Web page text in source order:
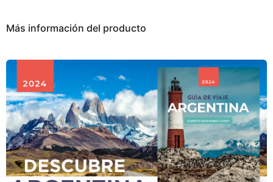
Más información del producto